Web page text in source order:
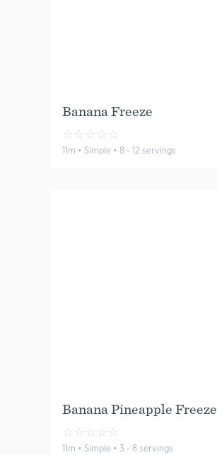
Banana Freeze
☆☆☆☆☆
11m • Simple • 8 - 12 servings
Banana Pineapple Freeze
☆☆☆☆☆
11m • Simple • 3 - 8 servings